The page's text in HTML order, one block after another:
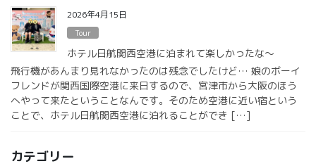
2026年4月15日
Tour
ホテル日航関西空港に泊まれて楽しかったな〜
飛行機があんまり見れなかったのは残念でしたけど… 娘のボーイ
フレンドが関西国際空港に来日するので、宮津市から大阪のほう
へやって来たということなんです。そのため空港に近い宿という
ことで、ホテル日航関西空港に泊れることができ […]
カテゴリー